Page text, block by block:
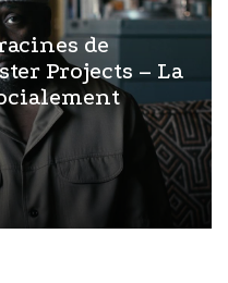
de
Projects – La